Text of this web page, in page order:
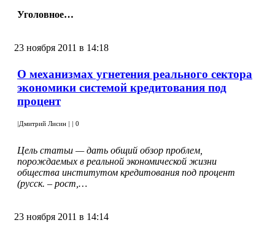
Уголовное…
23 ноября 2011 в 14:18
О механизмах угнетения реального сектора
экономики системой кредитования под
процент
|Дмитрий Лисин | | 0
Цель статьи — дать общий обзор проблем,
порождаемых в реальной экономической жизни
общества институтом кредитования под процент
(русск. – рост,…
23 ноября 2011 в 14:14